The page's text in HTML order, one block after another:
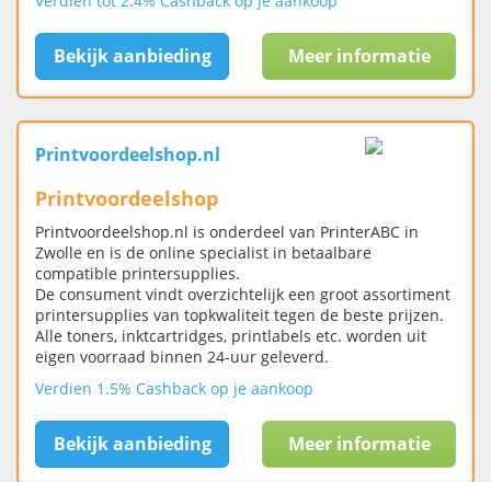
Bekijk aanbieding Meer informatie
Printvoordeelshop.nl
Printvoordeelshop
Printvoordeelshop.nl is onderdeel van PrinterABC in
Zwolle en is de online specialist in betaalbare
compatible printersupplies.
De consument vindt overzichtelijk een groot assortiment
printersupplies van topkwaliteit tegen de beste prijzen.
Alle toners, inktcartridges, printlabels etc. worden uit
eigen voorraad binnen 24-uur geleverd.
Verdien 1.5% Cashback op je aankoop
Bekijk aanbieding Meer informatie